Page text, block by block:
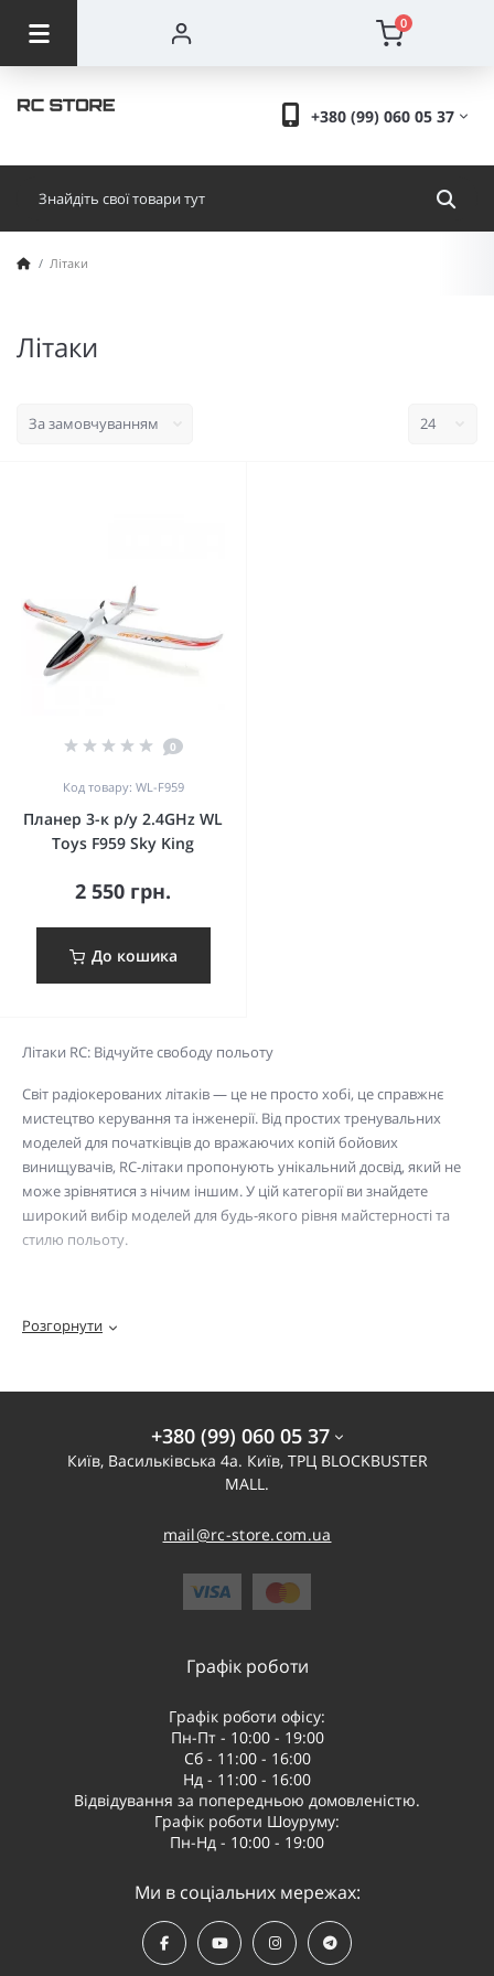
0
+380 (99) 060 05 37
Літаки
Літаки
0
Код товару: WL-F959
Планер 3-к р/у 2.4GHz WL
Toys F959 Sky King
2 550 грн.
До кошика
Літаки RC: Відчуйте свободу польоту
Світ радіокерованих літаків — це не просто хобі, це справжнє
мистецтво керування та інженерії. Від простих тренувальних
моделей для початківців до вражаючих копій бойових
винищувачів, RC-літаки пропонують унікальний досвід, який не
може зрівнятися з нічим іншим. У цій категорії ви знайдете
широкий вибір моделей для будь-якого рівня майстерності та
стилю польоту.
Навіщо обрати RC-літак?
та розуміння аеродинаміки. Це хобі, що постійно вдосконалює
кожен знайде модель до душі та за своїм рівнем.
To-Fly (RTF) для повних новачків, Bind-and-Fly (BNF) для тих, хто
вже має апаратуру, та комплекти для досвідчених інженерів, які
Ключові параметри вибору:
Матеріал: Пінопласт — ідеальний для тренувальних літаків
завдяки його міцності та легкості. Бальза та композитні
Розгорнути
+380 (99) 060 05 37
Київ, Васильківська 4а. Київ, ТРЦ BLOCKBUSTER
MALL.
mail@rc-store.com.ua
Графік роботи
Графік роботи офісу:
Пн-Пт - 10:00 - 19:00
Сб - 11:00 - 16:00
Нд - 11:00 - 16:00
Відвідування за попередньою домовленістю.
Графік роботи Шоуруму:
Пн-Нд - 10:00 - 19:00
Ми в соціальних мережах: